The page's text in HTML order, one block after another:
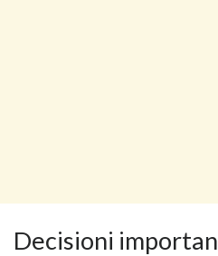
Decisioni